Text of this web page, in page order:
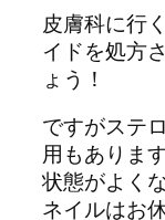
皮膚科に行
イドを処方
ょう！
ですがステ
用もありま
状態がよく
ネイルはお